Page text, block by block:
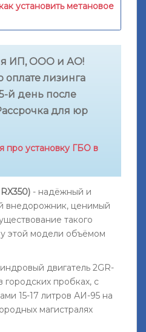
установить метановое
ИП, ООО и АО!
оплате лизинга
й день после
для юр
про установку ГБО в
- надёжный и
внедорожник, ценимый
такого
этой модели объёмом
двигатель 2GR-
городских пробках, с
15-17 литров АИ-95 на
магистралях